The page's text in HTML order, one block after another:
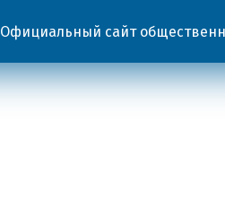
Официальный сайт